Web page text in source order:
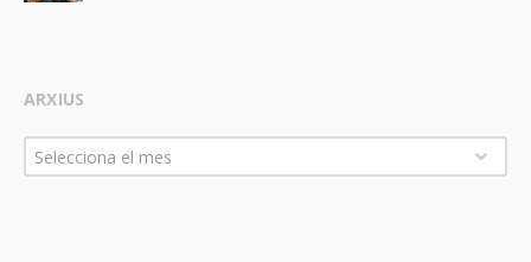
ARXIUS
Arxius
Selecciona el mes